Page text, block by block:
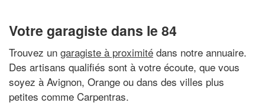
Votre garagiste dans le 84
Trouvez un garagiste à proximité dans notre annuaire.
Des artisans qualifiés sont à votre écoute, que vous
soyez à Avignon, Orange ou dans des villes plus
petites comme Carpentras.